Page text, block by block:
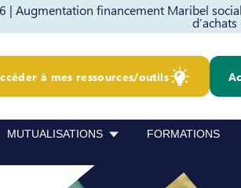
| Augmentation financement Maribel
à mes ressources/outils
MUTUALISATIONS FORMATIONS